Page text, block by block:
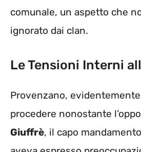
comunale, un aspetto che
ignorato dai clan.
Le Tensioni Interni
Provenzano,
procedere nonostante
Giuffrè, il capo